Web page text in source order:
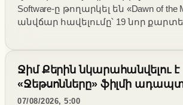
Software-ը թողարկել են «Dawn of the
անվճար հավելումը՝ 19 նոր
Ջիմ Քերին նկարահանվելու է
«Ջեթսոնները» ֆիլմի
07/08/2026, 5:00